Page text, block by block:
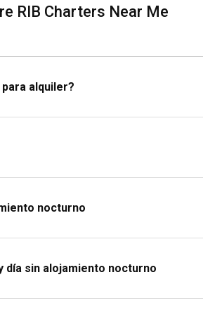
y el equipo de seguridad necesario. Y
RIB Charters Near Me
alquiler?
nocturno
día sin alojamiento nocturno